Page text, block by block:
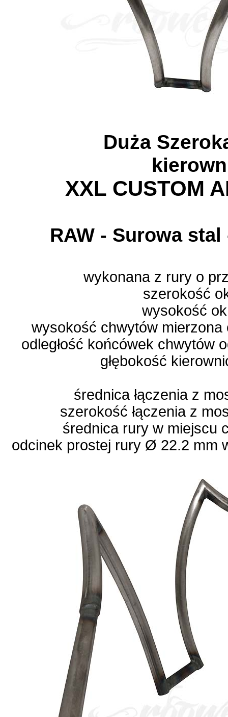
Duża
XXL CUSTOM
RAW - Surowa
wykonana z rury o
szerokość
wysokość
wysokość chwytów
odległość końcówek chwytów
głębokość
średnica łączenia z
szerokość łączenia z
średnica rury w miejscu
odcinek prostej rury Ø 22.2 mm